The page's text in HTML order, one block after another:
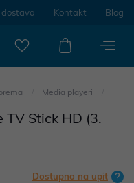
Kontakt Blog
Media playeri
TV Stick HD (3.
Dostupno na upit